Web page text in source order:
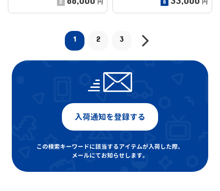
1 2 3
入荷通知を登録する
この検索キーワードに該当するアイテムが入荷した際、
メールにてお知らせします。